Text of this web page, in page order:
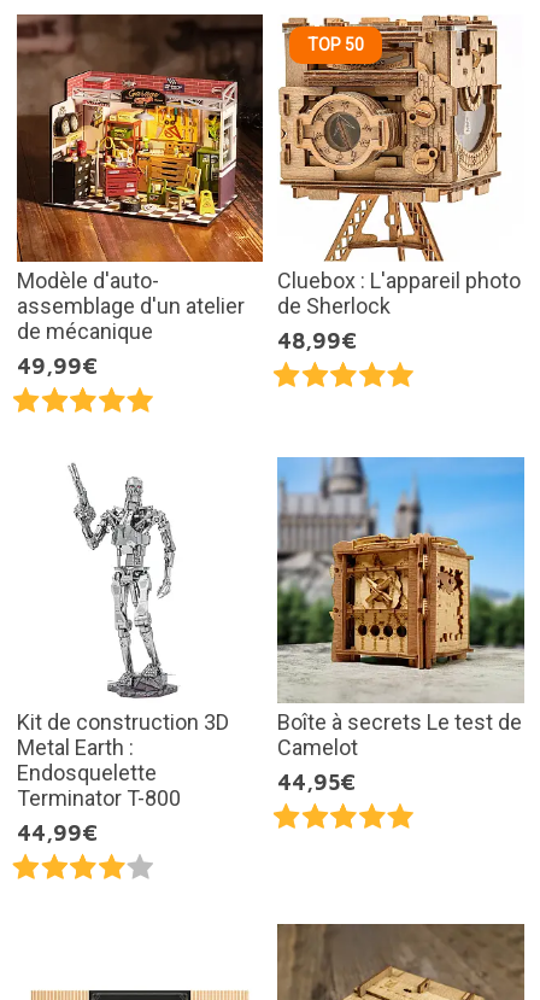
Modèle d'auto-
assemblage d'un atelier
de mécanique
49,99€
TOP 50
Cluebox : L'appareil photo
de Sherlock
48,99€
Kit de construction 3D
Metal Earth :
Endosquelette
Terminator T-800
44,99€
Boîte à secrets Le test de
Camelot
44,95€